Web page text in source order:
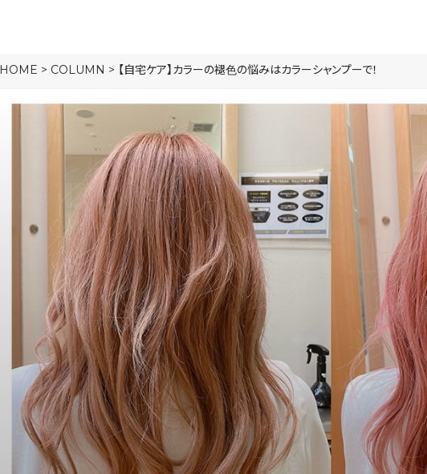
HOME > COLUMN > 【自宅ケア】カラーの褪色の悩みはカラーシャンプーで！